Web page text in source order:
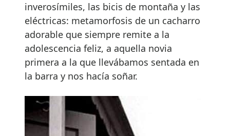
inverosímiles, las bicis de montaña y las
eléctricas: metamorfosis de un cacharro
adorable que siempre remite a la
adolescencia feliz, a aquella novia
primera a la que llevábamos sentada en
la barra y nos hacía soñar.